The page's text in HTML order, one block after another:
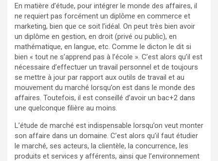
En matière d’étude, pour intégrer le monde des affaires, il
ne requiert pas forcément un diplôme en commerce et
marketing, bien que ce soit l’idéal. On peut très bien avoir
un diplôme en gestion, en droit (privé ou public), en
mathématique, en langue, etc. Comme le dicton le dit si
bien « tout ne s’apprend pas à l’école ». C’est alors qu’il est
nécessaire d’effectuer un travail personnel et de toujours
se mettre à jour par rapport aux outils de travail et au
mouvement du marché lorsqu’on est dans le monde des
affaires. Toutefois, il est conseillé d’avoir un bac+2 dans
une quelconque filière au moins.
L’étude de marché est indispensable lorsqu’on veut monter
son affaire dans un domaine. C’est alors qu’il faut étudier
le marché, ses acteurs, la clientèle, la concurrence, les
produits et services y afférents, ainsi que l’environnement